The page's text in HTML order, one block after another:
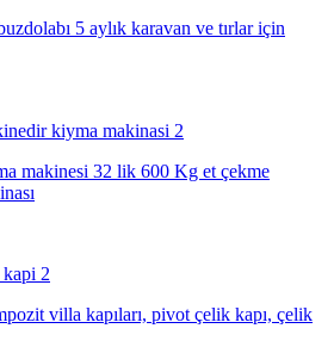
5 aylık karavan ve tırlar için
makinesi 32 lik 600 Kg et çekme
villa kapıları, pivot çelik kapı, çelik